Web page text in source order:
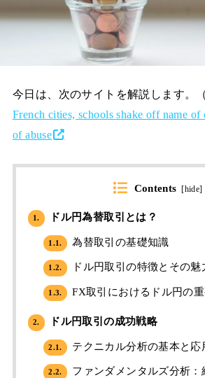
今日は、次のサイトを解説します。
French cities, schools shake off name of
of abuse
Contents [hide]
1. ドル円為替取引とは？
1.1. 為替取引の基礎知識
1.2. ドル円取引の特徴とその魅
1.3. FX取引におけるドル円の
2. ドル円取引の成功戦略
2.1. テクニカル分析の基本と応
2.2.
ファンダメンタルズ分析：